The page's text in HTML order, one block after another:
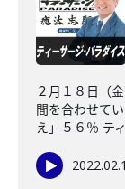
２月１８日（
間を合わせて
え」５６％ テ